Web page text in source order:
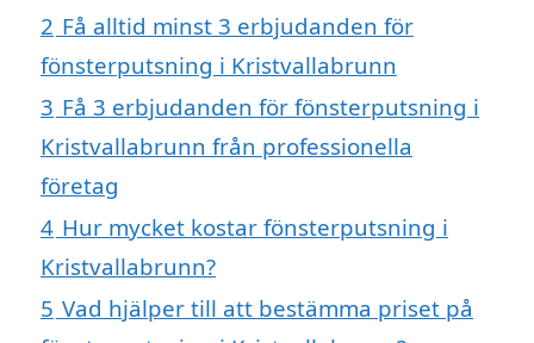
2 Få alltid minst 3 erbjudanden för
fönsterputsning i Kristvallabrunn
3 Få 3 erbjudanden för fönsterputsning i
Kristvallabrunn från professionella
företag
4 Hur mycket kostar fönsterputsning i
Kristvallabrunn?
5 Vad hjälper till att bestämma priset på